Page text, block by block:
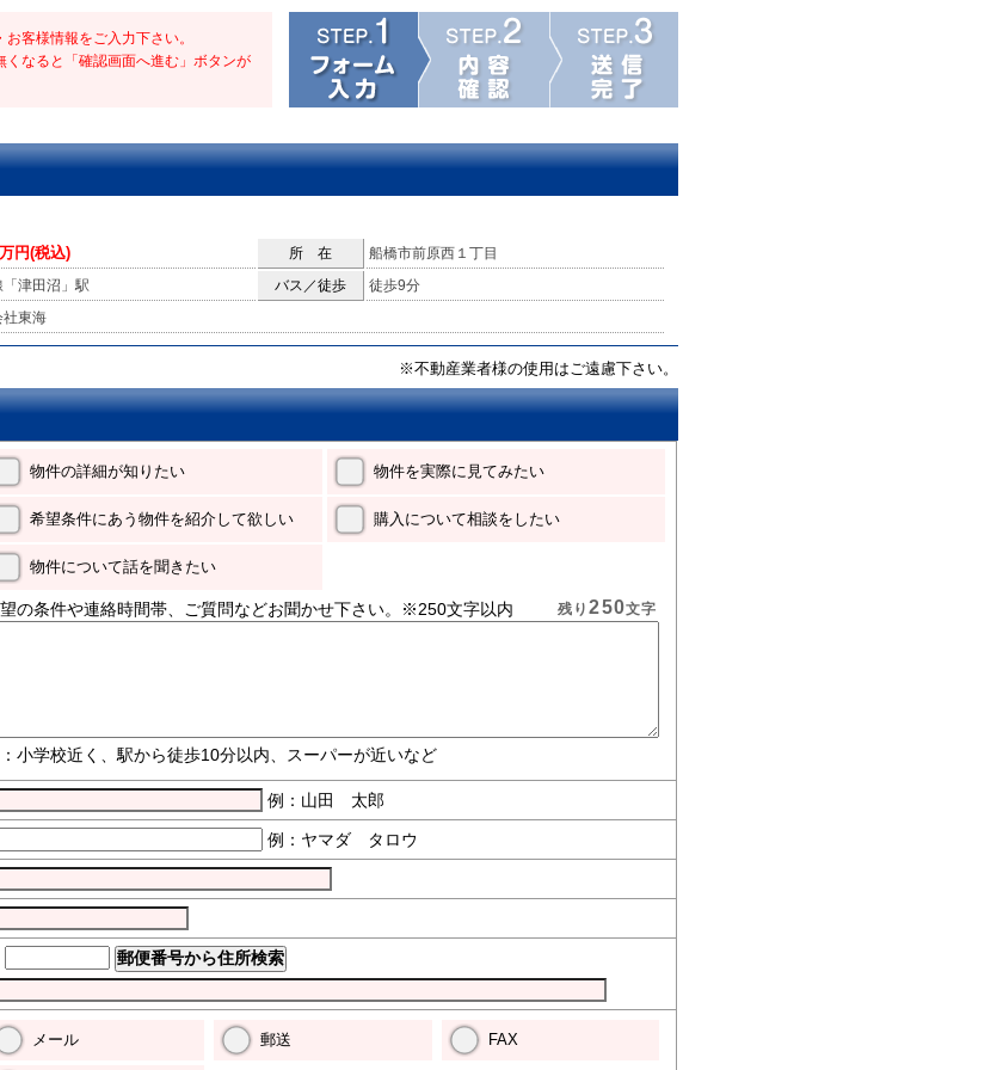
客様情報をご入力下さい。
くなると「確認画面へ進む」ボタンが
円(税込) 所 在
船橋市前原西１丁目
津田沼」駅 バス／徒歩
徒歩9分
社東海
※不動産業者様の使用はご遠慮下さい。
物件の詳細が知りたい 物件を実際に見てみたい
希望条件にあう物件を紹介して欲しい 購入について相談をしたい
物件について話を聞きたい
の条件や連絡時間帯、ご質問などお聞かせ下さい。※250文字以内
小学校近く、駅から徒歩10分以内、スーパーが近いなど
残り250文字
例：山田 太郎
例：ヤマダ タロウ
メール 郵送 FAX